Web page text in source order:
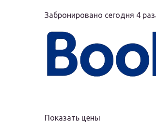
Забронировано сегодня 4
Показать цены